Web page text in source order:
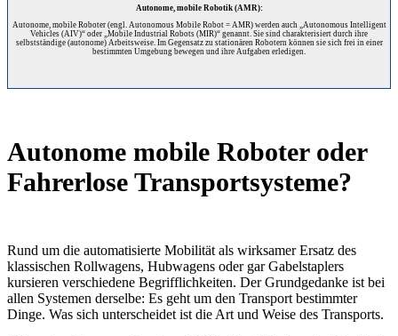
Autonome, mobile Robotik (AMR):
Autonome, mobile Roboter (engl. Autonomous Mobile Robot = AMR) werden auch „Autonomous Intelligent
Vehicles (AIV)“ oder „Mobile Industrial Robots (MIR)“ genannt. Sie sind charakterisiert durch ihre
selbstständige (autonome) Arbeitsweise. Im Gegensatz zu stationären Robotern können sie sich frei in einer
bestimmten Umgebung bewegen und ihre Aufgaben erledigen.
Autonome mobile Roboter oder
Fahrerlose Transportsysteme?
Rund um die automatisierte Mobilität als wirksamer Ersatz des
klassischen Rollwagens, Hubwagens oder gar Gabelstaplers
kursieren verschiedene Begrifflichkeiten. Der Grundgedanke ist bei
allen Systemen derselbe: Es geht um den Transport bestimmter
Dinge. Was sich unterscheidet ist die Art und Weise des Transports.